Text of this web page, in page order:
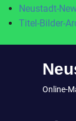
Neustadt-
Titel-Bilder-
Online-